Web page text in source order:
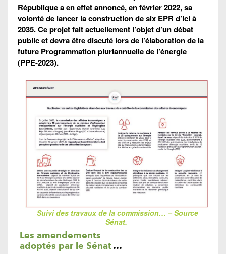
République a en effet annoncé, en février 2022, sa
volonté de lancer la construction de six EPR d’ici à
2035. Ce projet fait actuellement l’objet d’un débat
public et devra être discuté lors de l’élaboration de la
future Programmation pluriannuelle de l’énergie
(PPE-2023).
Suivi des travaux de la commission… – Source
Sénat.
Les amendements
adoptés par le Sénat …